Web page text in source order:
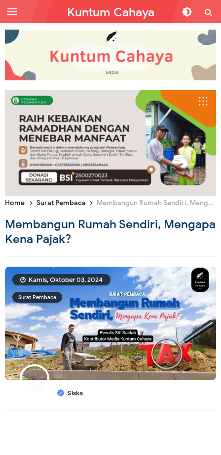
Kuntum Cahaya
Home Surat Pembaca Membangun Rumah Sendiri, Mengapa Kena Pajak?
Membangun Rumah Sendiri, Mengapa
Kena Pajak?
Surat Pembaca
Siska
Kamis, Oktober 03, 2024